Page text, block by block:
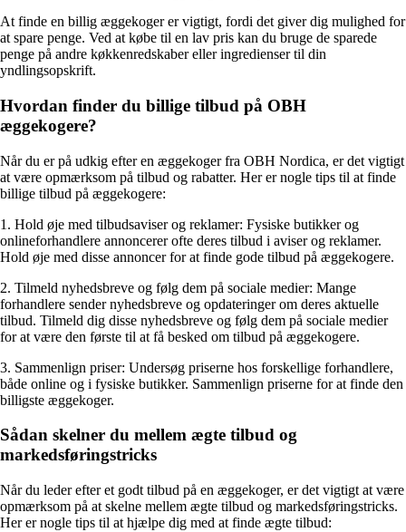
At finde en billig æggekoger er vigtigt, fordi det giver dig mulighed for
at spare penge. Ved at købe til en lav pris kan du bruge de sparede
penge på andre køkkenredskaber eller ingredienser til din
yndlingsopskrift.
Hvordan finder du billige tilbud på OBH
æggekogere?
Når du er på udkig efter en æggekoger fra OBH Nordica, er det vigtigt
at være opmærksom på tilbud og rabatter. Her er nogle tips til at finde
billige tilbud på æggekogere:
1. Hold øje med tilbudsaviser og reklamer: Fysiske butikker og
onlineforhandlere annoncerer ofte deres tilbud i aviser og reklamer.
Hold øje med disse annoncer for at finde gode tilbud på æggekogere.
2. Tilmeld nyhedsbreve og følg dem på sociale medier: Mange
forhandlere sender nyhedsbreve og opdateringer om deres aktuelle
tilbud. Tilmeld dig disse nyhedsbreve og følg dem på sociale medier
for at være den første til at få besked om tilbud på æggekogere.
3. Sammenlign priser: Undersøg priserne hos forskellige forhandlere,
både online og i fysiske butikker. Sammenlign priserne for at finde den
billigste æggekoger.
Sådan skelner du mellem ægte tilbud og
markedsføringstricks
Når du leder efter et godt tilbud på en æggekoger, er det vigtigt at være
opmærksom på at skelne mellem ægte tilbud og markedsføringstricks.
Her er nogle tips til at hjælpe dig med at finde ægte tilbud: